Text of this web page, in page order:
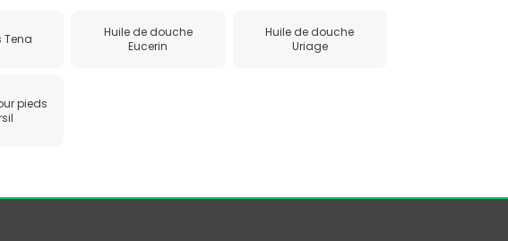
Tena
Huile de douche
Eucerin
Huile de douche
Uriage
pieds